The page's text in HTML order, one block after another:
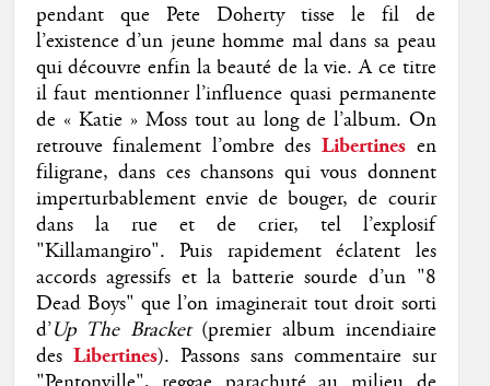
pendant que Pete Doherty tisse le fil de
l’existence d’un jeune homme mal dans sa peau
qui découvre enfin la beauté de la vie. A ce titre
il faut mentionner l’influence quasi permanente
de « Katie » Moss tout au long de l’album. On
retrouve finalement l’ombre des Libertinesen
filigrane, dans ces chansons qui vous donnent
imperturbablement envie de bouger, de courir
dans la rue et de crier, tel l’explosif
"Killamangiro". Puis rapidement éclatent les
accords agressifs et la batterie sourde d’un "8
Dead Boys" que l’on imaginerait tout droit sorti
d’Up The Bracket(premier album incendiaire
des Libertines). Passons sans commentaire sur